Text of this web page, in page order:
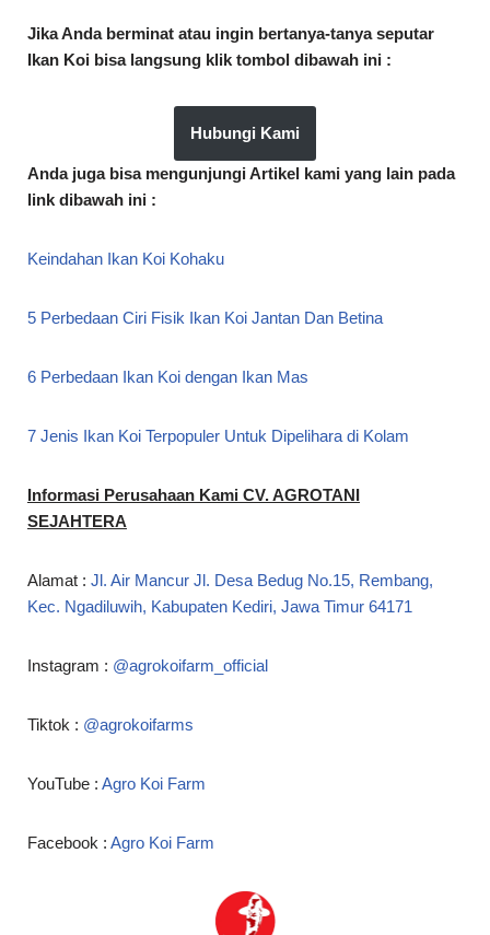
Jika Anda berminat atau ingin bertanya-tanya seputar
Ikan Koi bisa langsung klik tombol dibawah ini :
Hubungi Kami
Anda juga bisa mengunjungi Artikel kami yang lain pada
link dibawah ini :
Keindahan Ikan Koi Kohaku
5 Perbedaan Ciri Fisik Ikan Koi Jantan Dan Betina
6 Perbedaan Ikan Koi dengan Ikan Mas
7 Jenis Ikan Koi Terpopuler Untuk Dipelihara di Kolam
Informasi Perusahaan Kami CV. AGROTANI
SEJAHTERA
Alamat : Jl. Air Mancur Jl. Desa Bedug No.15, Rembang,
Kec. Ngadiluwih, Kabupaten Kediri, Jawa Timur 64171
Instagram : @agrokoifarm_official
Tiktok : @agrokoifarms
YouTube : Agro Koi Farm
Facebook : Agro Koi Farm